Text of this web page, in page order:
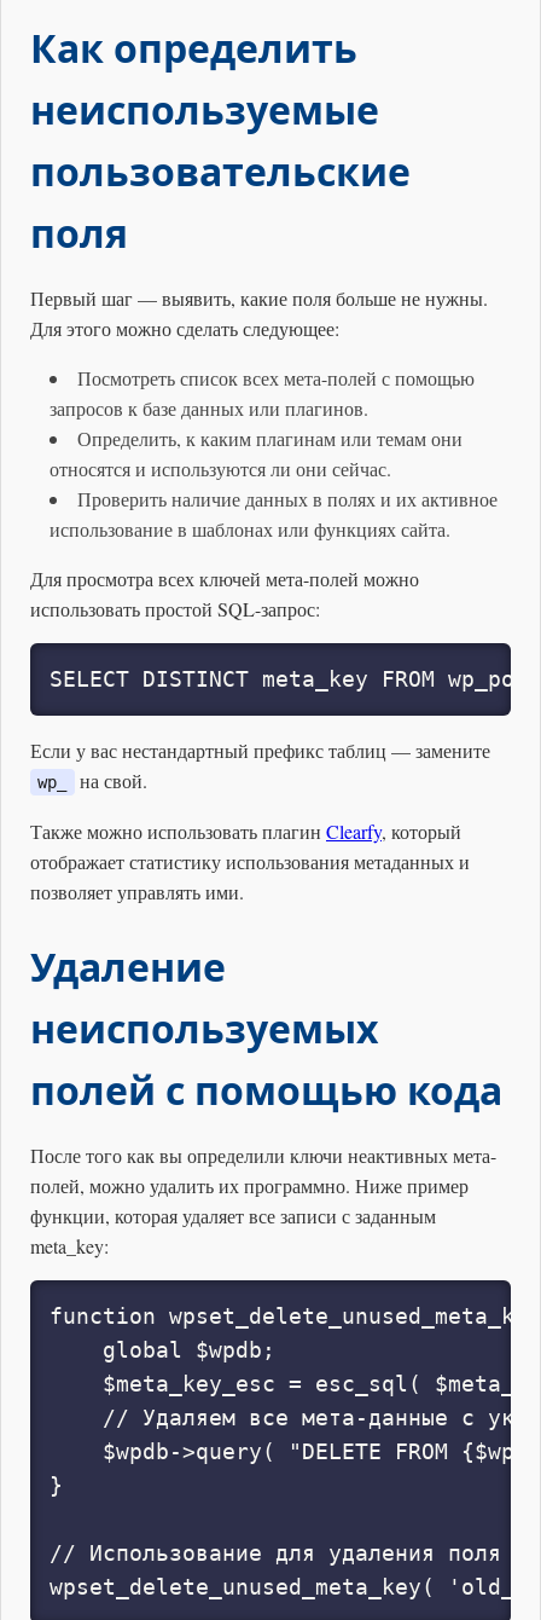
Как определить
неиспользуемые
пользовательские
поля
Первый шаг — выявить, какие поля больше не нужны.
Для этого можно сделать следующее:
Посмотреть список всех мета-полей с помощью
запросов к базе данных или плагинов.
Определить, к каким плагинам или темам они
относятся и используются ли они сейчас.
Проверить наличие данных в полях и их активное
использование в шаблонах или функциях сайта.
Для просмотра всех ключей мета-полей можно
использовать простой SQL-запрос:
SELECT DISTINCT meta_key FROM
Если у вас нестандартный префикс таблиц — замените
wp_
на свой.
Также можно использовать плагин Clearfy, который
отображает статистику использования метаданных и
позволяет управлять ими.
Удаление
неиспользуемых
полей с помощью кода
После того как вы определили ключи неактивных мета-
полей, можно удалить их программно. Ниже пример
функции, которая удаляет все записи с заданным
meta_key:
function
    global $wpdb;
$meta_key_esc = esc_sql(
// Удаляем все мета-данные с
$wpdb->query( "DELETE FROM
}
// Использование для удаления поля
wpset_delete_unused_meta_key(